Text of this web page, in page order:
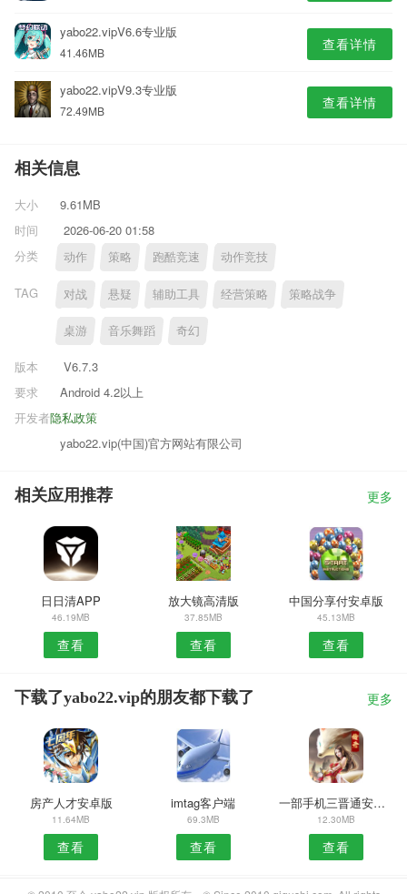
yabo22.vipV6.6专业版
41.46MB 查看详情
yabo22.vipV9.3专业版
72.49MB 查看详情
相关信息
大小
9.61MB
时间
2026-06-20 01:58
分类
动作 策略 跑酷竞速 动作竞技
TAG 对战 悬疑 辅助工具 经营策略 策略战争
桌游 音乐舞蹈 奇幻
版本
V6.7.3
要求
Android 4.2以上
隐私政策
开发者
yabo22.vip(中国)官方网站有限公司
相关应用推荐 更多
日日清APP
46.19MB
查看
放大镜高清版
37.85MB
查看
中国分享付安卓版
45.13MB
查看
下载了yabo22.vip的朋友都下载了 更多
房产人才安卓版
11.64MB
查看
imtag客户端
69.3MB
查看
一部手机三晋通安卓版
12.30MB
查看